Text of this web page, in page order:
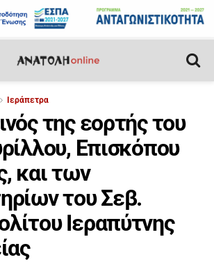
Ιεράπετρα
της εορτής του
Επισκόπου
και των
του Σεβ.
Ιεραπύτνης